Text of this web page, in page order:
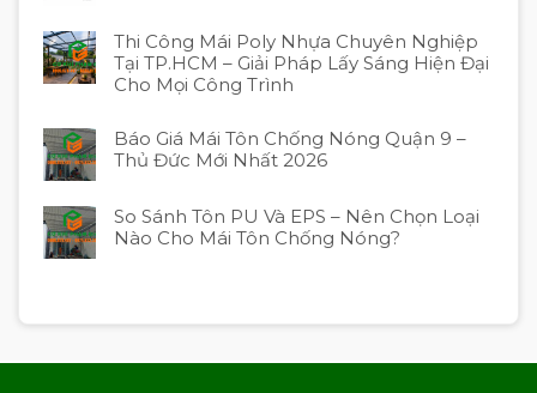
Thi Công Mái Poly Nhựa Chuyên Nghiệp
Tại TP.HCM – Giải Pháp Lấy Sáng Hiện Đại
Cho Mọi Công Trình
Báo Giá Mái Tôn Chống Nóng Quận 9 –
Thủ Đức Mới Nhất 2026
So Sánh Tôn PU Và EPS – Nên Chọn Loại
Nào Cho Mái Tôn Chống Nóng?